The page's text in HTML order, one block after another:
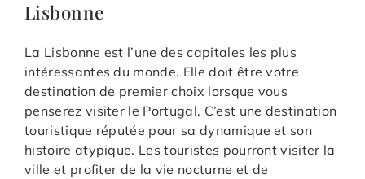
Lisbonne
La Lisbonne est l’une des capitales les plus
intéressantes du monde. Elle doit être votre
destination de premier choix lorsque vous
penserez visiter le Portugal. C’est une destination
touristique réputée pour sa dynamique et son
histoire atypique. Les touristes pourront visiter la
ville et profiter de la vie nocturne et de